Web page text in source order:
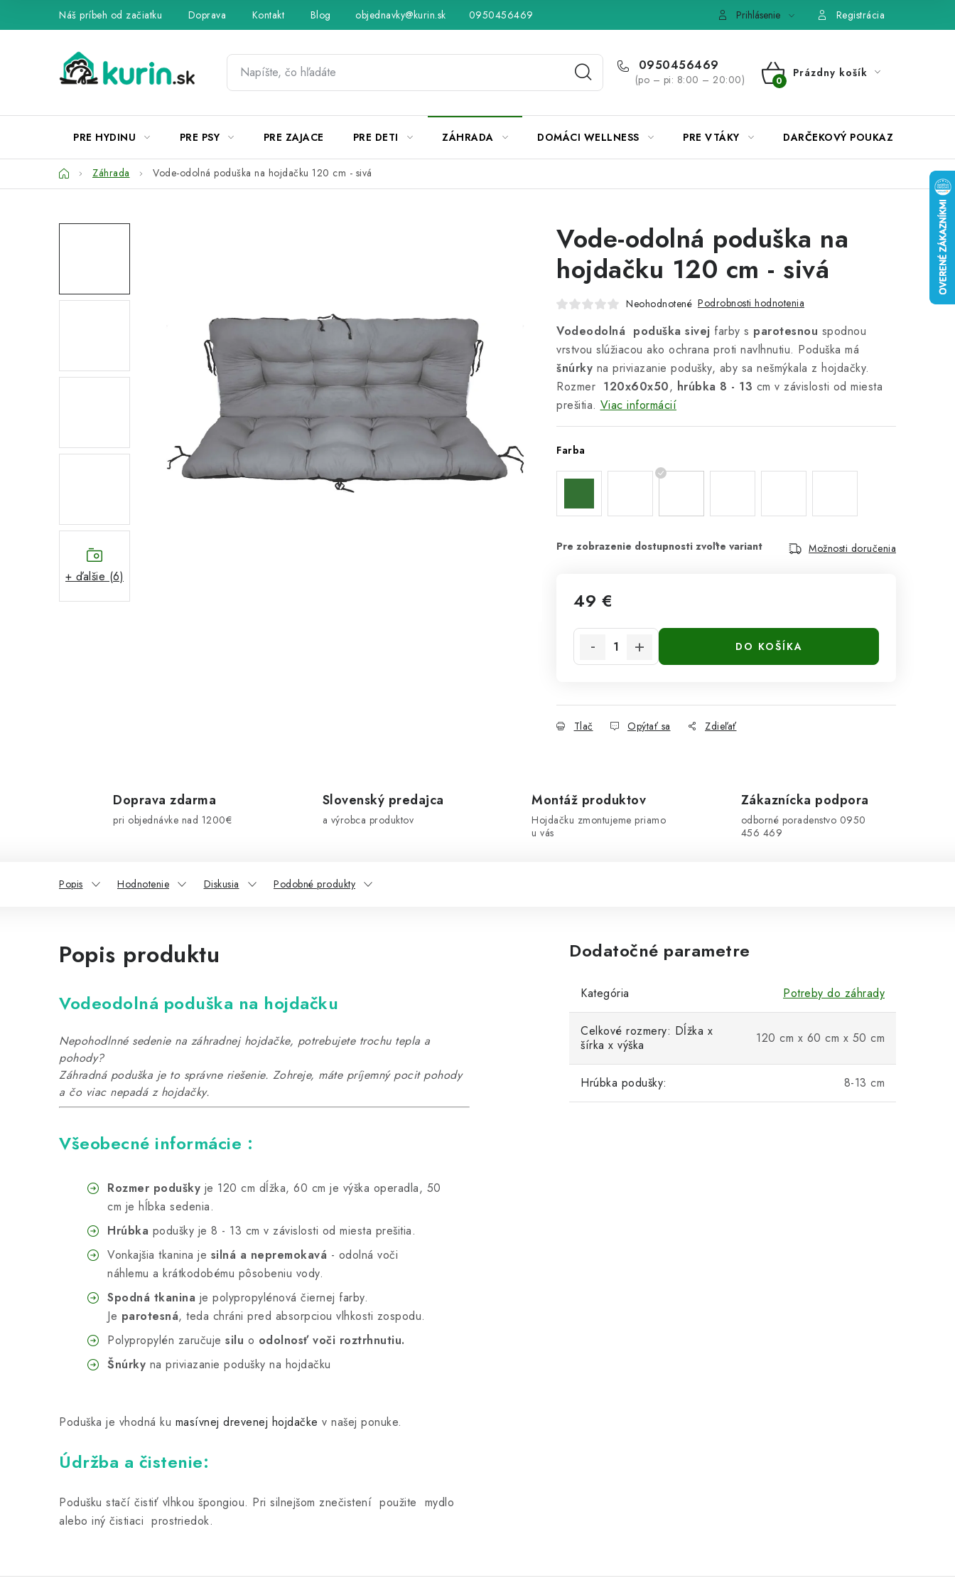
Náš príbeh od začiatku Doprava Kontakt Blog Hodnotenie obchodu Obchodné podmienky Pravidlá súťaží na Facebooku
objednavky@kurin.sk 0950456469 Prihlásenie Registrácia
0950456469
(po – pi: 8:00 – 20:00)
NÁKUPNÝ
Prázdny košík
PRE HYDINU PRE PSY PRE ZAJACE PRE DETI ZÁHRADA DOMÁCI WELLNESS PRE VTÁKY DARČEKOVÝ POUKAZ
DomovZáhrada Vode-odolná poduška na hojdačku 120 cm - sivá
+ ďalšie (6)
Vode-odolná poduška na
hojdačku 120 cm - sivá
Neohodnotené Podrobnosti hodnotenia
Vodeodolná poduška sivej farby s parotesnou spodnou
vrstvou slúžiacou ako ochrana proti navlhnutiu. Poduška má
šnúrky na priviazanie podušky, aby sa nešmýkala z hojdačky.
Rozmer 120x60x50, hrúbka 8 - 13 cm v závislosti od miesta
prešitia. Viac informácií
Farba
Možnosti doručenia
49 €
DO KOŠÍKA
Tlač Opýtať sa Zdieľať
Doprava zdarma
pri objednávke nad 1200€
Slovenský predajca
a výrobca produktov
Montáž produktov
Hojdačku zmontujeme priamo
u vás
Zákaznícka podpora
odborné poradenstvo 0950
456 469
Popis Hodnotenie Diskusia Podobné produkty
Popis produktu
Vodeodolná poduška na hojdačku
Nepohodlnné sedenie na záhradnej hojdačke, potrebujete trochu tepla a
pohody?
Záhradná poduška je to správne riešenie. Zohreje, máte príjemný pocit pohody
a čo viac nepadá z hojdačky.
Všeobecné informácie :
Rozmer podušky je 120 cm dĺžka, 60 cm je výška operadla, 50
cm je hĺbka sedenia.
Hrúbka podušky je 8 - 13 cm v závislosti od miesta prešitia.
Vonkajšia tkanina je silná a nepremokavá - odolná voči
náhlemu a krátkodobému pôsobeniu vody.
Spodná tkanina je polypropylénová čiernej farby.
Je parotesná, teda chráni pred absorpciou vlhkosti zospodu.
Polypropylén zaručuje silu o odolnosť voči roztrhnutiu.
Šnúrky na priviazanie podušky na hojdačku
Poduška je vhodná ku masívnej drevenej hojdačke v našej ponuke.
Údržba a čistenie:
Podušku stačí čistiť vlhkou špongiou. Pri silnejšom znečistení použite mydlo
alebo iný čistiaci prostriedok.
Dodatočné parametre
Kategória Potreby do záhrady
Celkové rozmery: Dĺžka x
šírka x výška
120 cm x 60 cm x 50 cm
Hrúbka podušky: 8-13 cm